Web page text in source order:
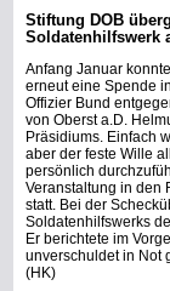
Stiftung DOB
Soldatenhilfswerk
Anfang Januar
erneut eine Spende
Offizier Bund
von Oberst a.D.
Präsidiums. Einfach
aber der feste Wille
persönlich
Veranstaltung in den
statt. Bei der
Soldatenhilfswerks
Er berichtete im
unverschuldet in Not
(HK)